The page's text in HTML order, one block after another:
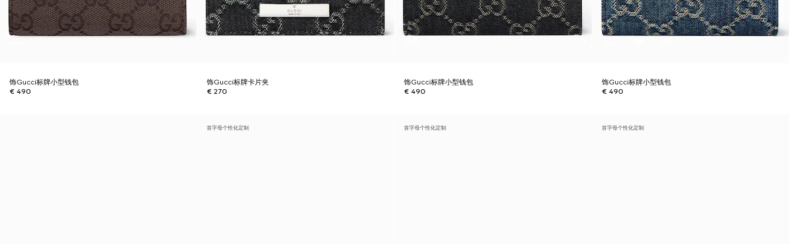
饰Gucci标牌小型钱包
€ 490
饰Gucci标牌卡片夹
€ 270
饰Gucci标牌小型钱包
€ 490
饰Gucci标牌小型钱包
€ 490
首字母个性化定制 首字母个性化定制 首字母个性化定制